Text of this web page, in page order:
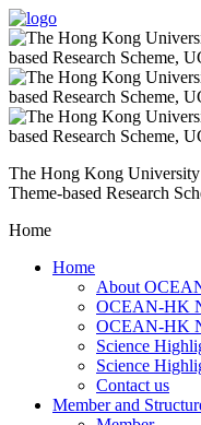
The Hong Kong
Theme-based Research
Home
Home
About
OCEAN-HK
OCEAN-HK
Science
Science
Contact us
Member and